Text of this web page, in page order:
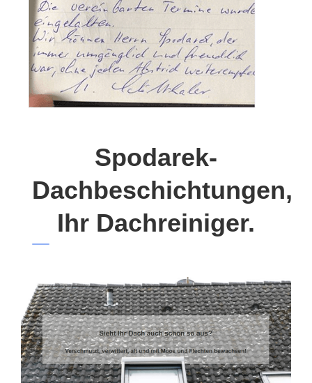
Spodarek-
Dachbeschichtungen,
Ihr Dachreiniger.